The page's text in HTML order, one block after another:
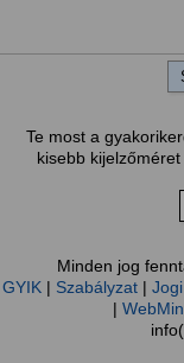
Te most a
kisebb
Minden jog
GYIK| Szabályzat|
|